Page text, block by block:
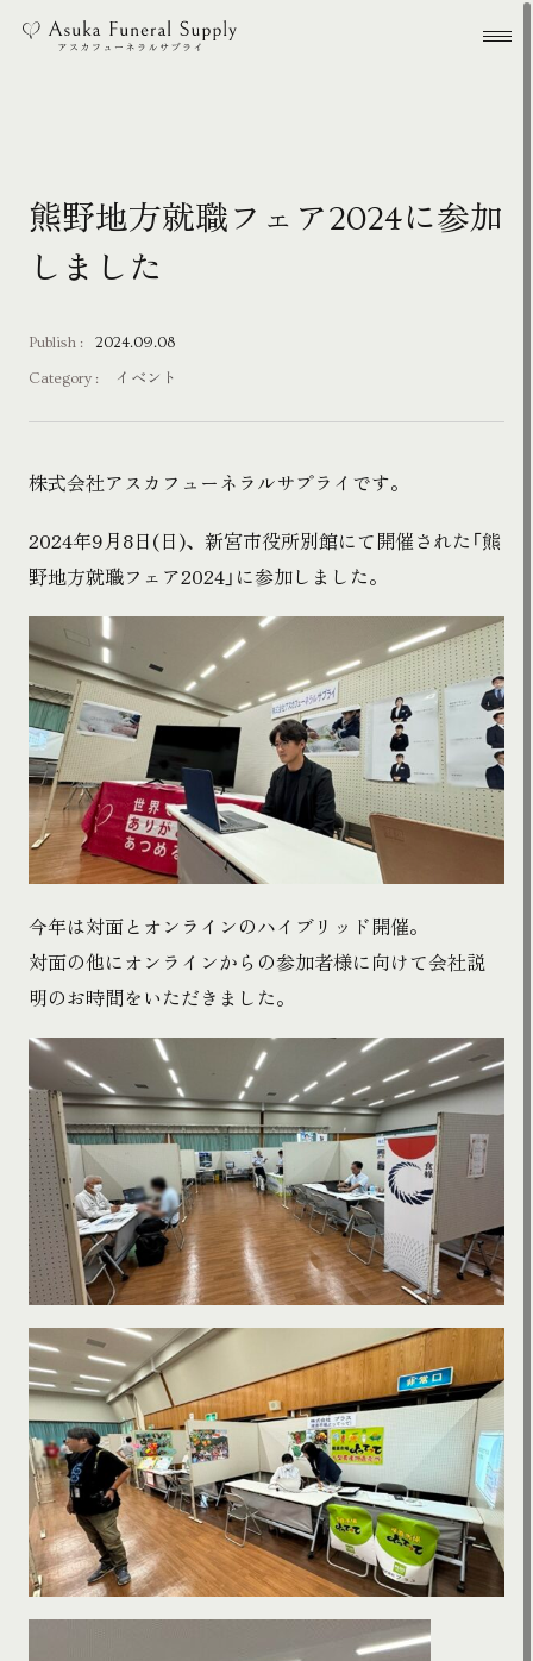
メ
熊野地方就職フェア2024に参加
しました
Publish : 2024.09.08
Category : イベント
株式会社アスカフューネラルサプライです。
2024年9月8日(日)、新宮市役所別館にて開催された「熊
野地方就職フェア2024」に参加しました。
今年は対面とオンラインのハイブリッド開催。
対面の他にオンラインからの参加者様に向けて会社説
明のお時間をいただきました。